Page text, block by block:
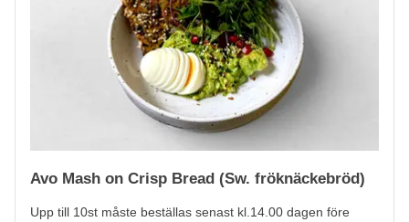
Avo Mash on Crisp Bread (Sw. fröknäckebröd)
Upp till 10st måste beställas senast kl.14.00 dagen före